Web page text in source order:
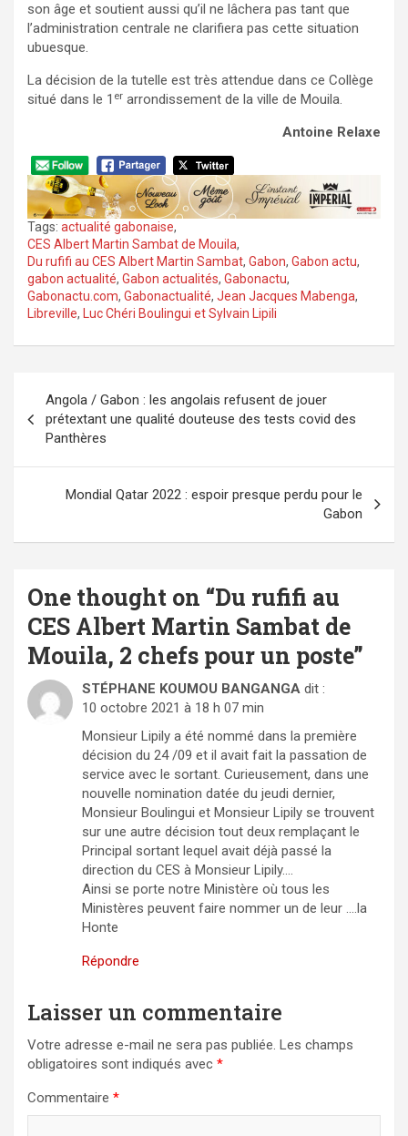
son âge et soutient aussi qu’il ne lâchera pas tant que
l’administration centrale ne clarifiera pas cette situation
ubuesque.
La décision de la tutelle est très attendue dans ce Collège
situé dans le 1 er arrondissement de la ville de Mouila.
Antoine Relaxe
Tags: actualité gabonaise,
CES Albert Martin Sambat de Mouila,
Du rufifi au CES Albert Martin Sambat, Gabon, Gabon actu,
gabon actualité, Gabon actualités, Gabonactu,
Gabonactu.com, Gabonactualité, Jean Jacques Mabenga,
Libreville, Luc Chéri Boulingui et Sylvain Lipili
de
l’article
Angola / Gabon : les angolais refusent de jouer
prétextant une qualité douteuse des tests covid des
Panthères
Mondial Qatar 2022 : espoir presque perdu pour le
Gabon
One thought on “Du rufifi au
CES Albert Martin Sambat de
Mouila, 2 chefs pour un poste”
STÉPHANE KOUMOU BANGANGA dit :
10 octobre 2021 à 18 h 07 min
Monsieur Lipily a été nommé dans la première
décision du 24 /09 et il avait fait la passation de
service avec le sortant. Curieusement, dans une
nouvelle nomination datée du jeudi dernier,
Monsieur Boulingui et Monsieur Lipily se trouvent
sur une autre décision tout deux remplaçant le
Principal sortant lequel avait déjà passé la
direction du CES à Monsieur Lipily….
Ainsi se porte notre Ministère où tous les
Ministères peuvent faire nommer un de leur ….la
Honte
Répondre
Laisser un commentaire
Votre adresse e-mail ne sera pas publiée. Les champs
obligatoires sont indiqués avec *
Commentaire *